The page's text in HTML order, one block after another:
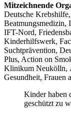
Mitzeichnende
Deutsche
Beatmungsmedizin,
IFT-Nord,
Kinderhilfswerk,
Suchtprävention,
Plus, Action on
Klinikum Neukölln,
Gesundheit, Frauen
Kinder haben
geschützt zu